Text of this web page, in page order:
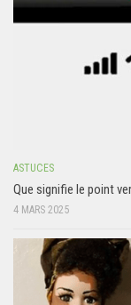
ASTUCES
Que signifie le point
4 MARS 2025